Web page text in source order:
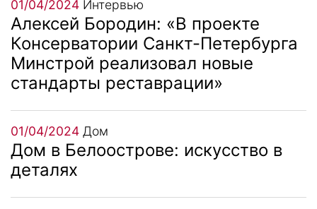
01/04/2024 Интервью
Алексей Бородин: «В проекте
Консерватории Санкт-Петербурга
Минстрой реализовал новые
стандарты реставрации»
01/04/2024 Дом
Дом в Белоострове: искусство в
деталях